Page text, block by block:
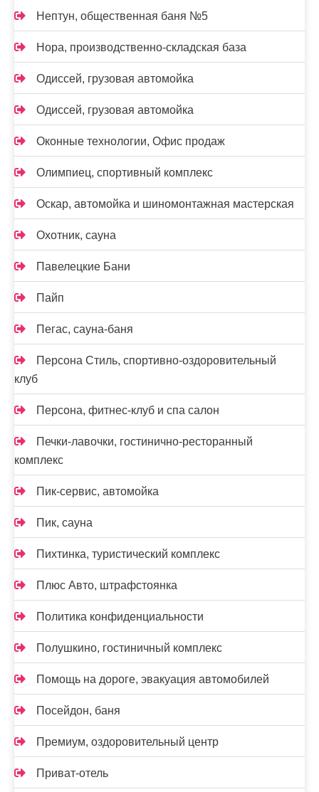
Нептун, общественная баня №5
Нора, производственно-складская база
Одиссей, грузовая автомойка
Одиссей, грузовая автомойка
Оконные технологии, Офис продаж
Олимпиец, спортивный комплекс
Оскар, автомойка и шиномонтажная мастерская
Охотник, сауна
Павелецкие Бани
Пайп
Пегас, сауна-баня
Персона Стиль, спортивно-оздоровительный
клуб
Персона, фитнес-клуб и спа салон
Печки-лавочки, гостинично-ресторанный
комплекс
Пик-сервис, автомойка
Пик, сауна
Пихтинка, туристический комплекс
Плюс Авто, штрафстоянка
Политика конфиденциальности
Полушкино, гостиничный комплекс
Помощь на дороге, эвакуация автомобилей
Посейдон, баня
Премиум, оздоровительный центр
Приват-отель